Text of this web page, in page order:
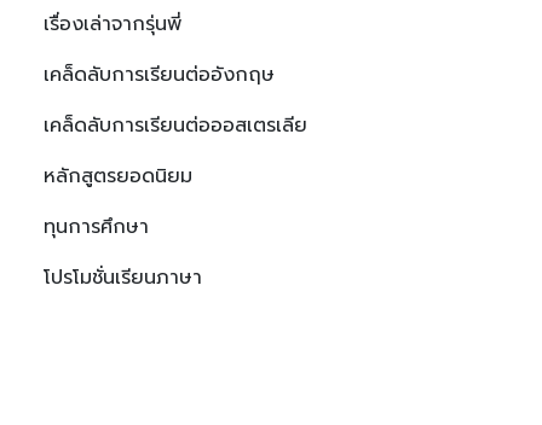
เรื่องเล่าจากรุ่นพี่
เคล็ดลับการเรียนต่ออังกฤษ
เคล็ดลับการเรียนต่อออสเตรเลีย
หลักสูตรยอดนิยม
ทุนการศึกษา
โปรโมชั่นเรียนภาษา